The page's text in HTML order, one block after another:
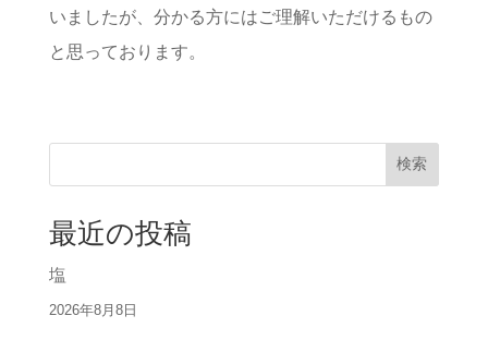
いましたが、分かる方にはご理解いただけるもの
と思っております。
検索
最近の投稿
塩
2026年8月8日